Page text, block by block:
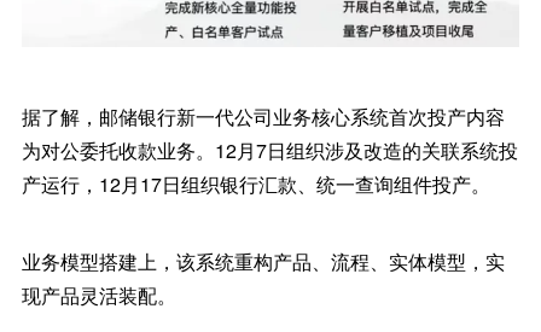
据了解，邮储银行新一代公司业务核心系统首次投产内容
为对公委托收款业务。12月7日组织涉及改造的关联系统投
产运行，12月17日组织银行汇款、统一查询组件投产。
业务模型搭建上，该系统重构产品、流程、实体模型，实
现产品灵活装配。